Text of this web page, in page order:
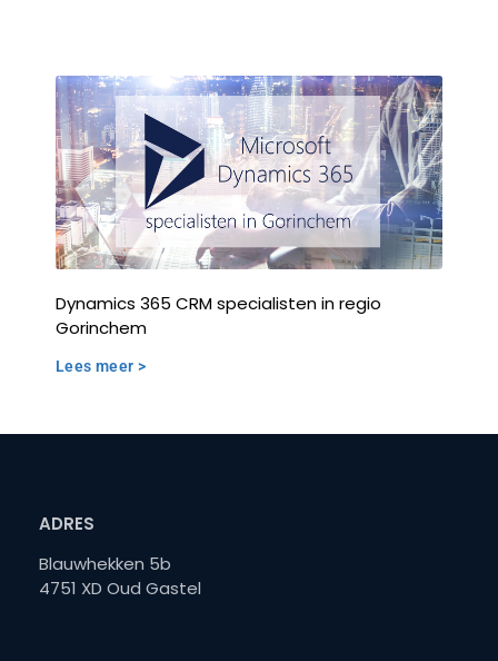
Dynamics 365 CRM specialisten in regio
Gorinchem
Lees meer >
ADRES
Blauwhekken 5b
4751 XD Oud Gastel